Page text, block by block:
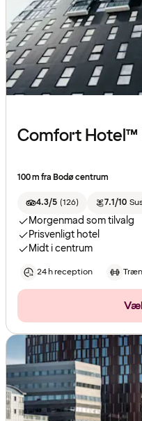
Comfort Hotel™
100 m fra Bodø centrum
4.3/5 (126) 7.1/10
Morgenmad som tilvalg
Prisvenligt hotel
Midt i centrum
24 h reception